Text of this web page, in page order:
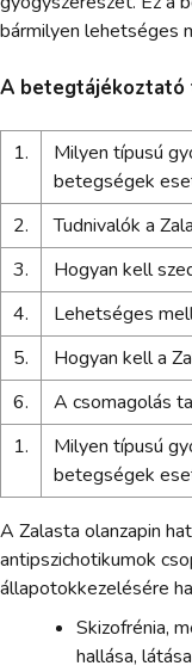
bármilyen lehetséges
A betegtájékoztató
1.
Milyen típusú
betegségek
2.
Tudnivalók a
3.
Hogyan kell
4.
Lehetséges
5.
Hogyan kell a
6.
A csomagolás
1.
Milyen típusú
betegségek
A Zalasta olanzapin
antipszichotikumok
állapotokkezelésére
Skizofrénia,
hallása,